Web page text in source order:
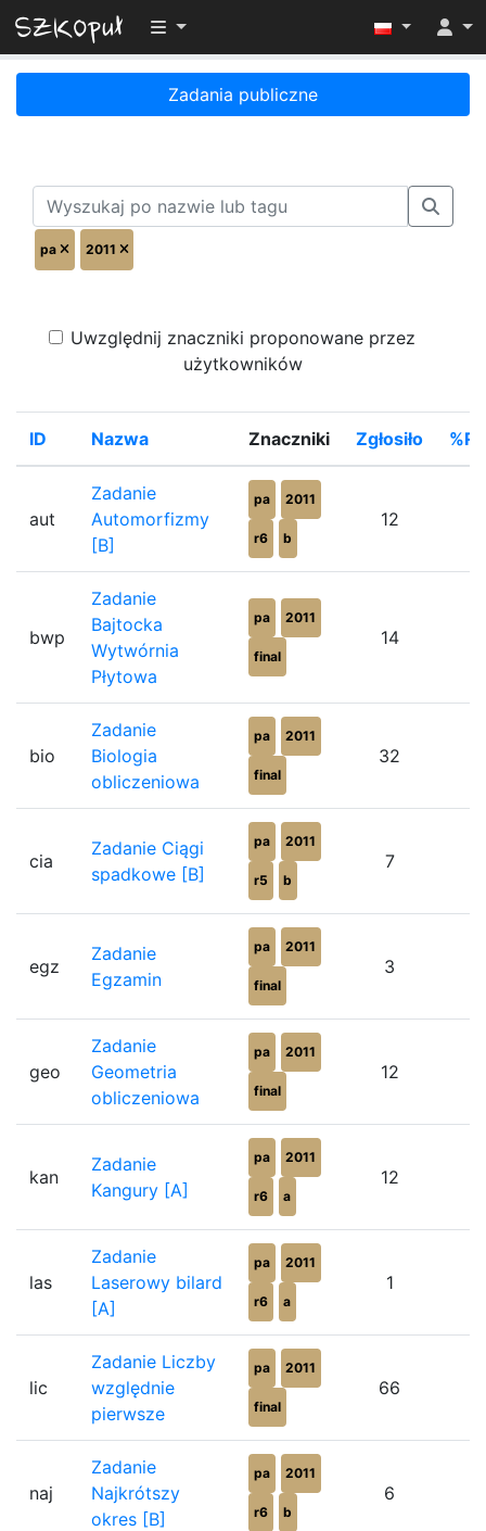
Przełącz widoczność menu
Zadania publiczne
pa 2011
Uwzględnij znaczniki proponowane przez
użytkowników
ID Nazwa Znaczniki Zgłosiło
aut
Zadanie
Automorfizmy
[B]
pa 2011
r6 b
12
bwp
Zadanie
Bajtocka
Wytwórnia
Płytowa
pa 2011
final
14
bio
Zadanie
Biologia
obliczeniowa
pa 2011
final
32
cia
Zadanie Ciągi
spadkowe [B]
pa 2011
r5 b
7
egz
Zadanie
Egzamin
pa 2011
final
3
geo
Zadanie
Geometria
obliczeniowa
pa 2011
final
12
kan
Zadanie
Kangury [A]
pa 2011
r6 a
12
las
Zadanie
Laserowy bilard
[A]
pa 2011
r6 a
1
lic
Zadanie Liczby
względnie
pierwsze
pa 2011
final
66
naj
Zadanie
Najkrótszy
okres [B]
pa 2011
r6 b
6